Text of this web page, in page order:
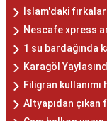
İslam'daki
Nescafe xpress
1 su bardağında
Karagöl
Filigran
Altyapıdan